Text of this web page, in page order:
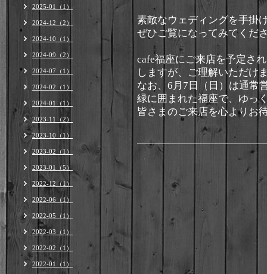
素敵なウェディングを手掛
ぜひご覧になってみてくだ
cafe福座にご来店を予定さ
しますが、ご理解いただけ
なお、6月7日（日）は通常
緑に囲まれた福座で、ゆっ
皆さまのご来店を心よりお
2025-01（1）
2024-12（2）
2024-10（1）
2024-09（2）
2024-07（1）
2024-02（1）
2024-01（1）
2023-11（2）
2023-10（1）
2023-02（1）
2023-01（5）
2022-12（1）
2022-06（1）
2022-05（1）
2022-03（1）
2022-02（1）
2022-01（1）